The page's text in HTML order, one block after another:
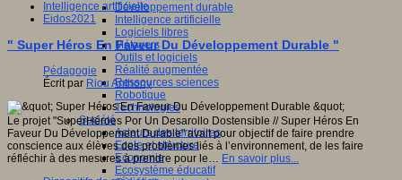
Développement durable
Intelligence artificielle
Logiciels libres
Métavers
Outils et logiciels
Réalité augmentée
Ressources sciences
Robotique
Technologies
Société
Acteurs des territoires
Ecole et structure
Economie
Ecosystème éducatif
Intelligence artificielle
Eidos2021
" Super Héros En Faveur Du Développement Durable "
Pédagogie
Écrit par Riou Anthony
Le projet "SuperHéroes Por Un Desarollo Dostensible // Super Héros En
Faveur Du Développement Durable" avait pour objectif de faire prendre
conscience aux élèves des problèmes liés à l’environnement, de les faire
réfléchir à des mesures à prendre pour le… En savoir plus...